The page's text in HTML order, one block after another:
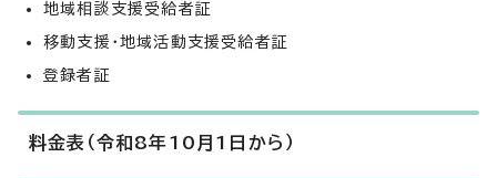
地域相談支援受給者証
移動支援・地域活動支援受給者証
登録者証
料金表（令和8年10月1日から）